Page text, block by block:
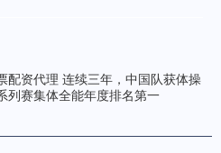
股份有限公司(证券代码：
2025年6月18日召开第
配资代理 连续三年，中国队获体操
列赛集体全能年度排名第一